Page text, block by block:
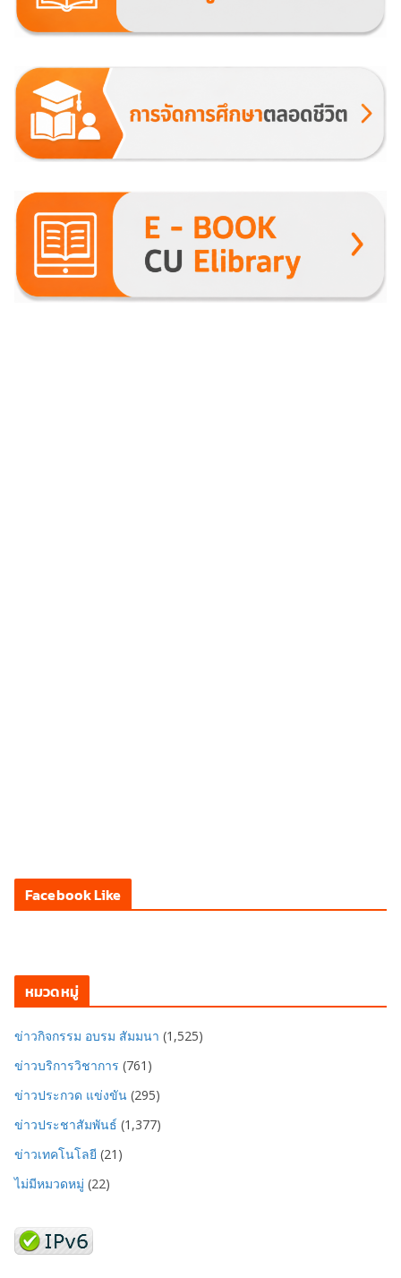
Facebook Like
หมวดหมู่
ข่าวกิจกรรม อบรม สัมมนา (1,525)
ข่าวบริการวิชาการ (761)
ข่าวประกวด แข่งขัน (295)
ข่าวประชาสัมพันธ์ (1,377)
ข่าวเทคโนโลยี (21)
ไม่มีหมวดหมู่ (22)